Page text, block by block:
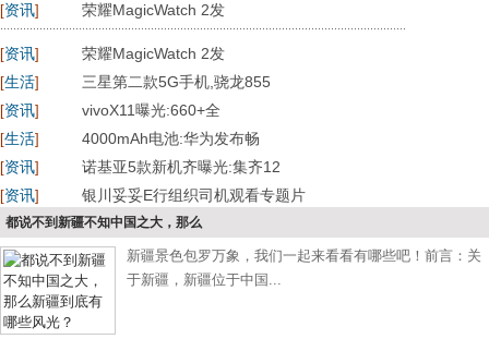
[资讯] 荣耀MagicWatch 2发
[资讯] 荣耀MagicWatch 2发
[生活] 三星第二款5G手机,骁龙855
[资讯] vivoX11曝光:660+全
[生活] 4000mAh电池:华为发布畅
[资讯] 诺基亚5款新机齐曝光:集齐12
[资讯] 银川妥妥E行组织司机观看专题片
都说不到新疆不知中国之大，那么
新疆景色包罗万象，我们一起来看看有哪些吧！前言：关
于新疆，新疆位于中国...